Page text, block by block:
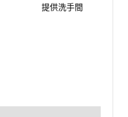
提供洗手間